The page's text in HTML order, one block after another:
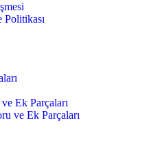
Politikası
Ek Parçaları
ve Ek Parçaları